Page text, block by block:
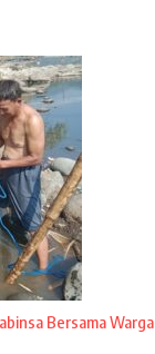
Bersama Warga